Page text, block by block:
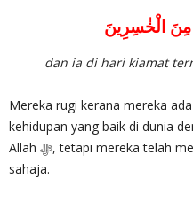
مِنَ الْخٰسِرِينَ
dan ia di hari kiamat
Mereka rugi kerana mereka
kehidupan yang baik di dunia
Allah ‎ﷻ, tetapi mereka telah melepaskan peluang itu begitu
sahaja.